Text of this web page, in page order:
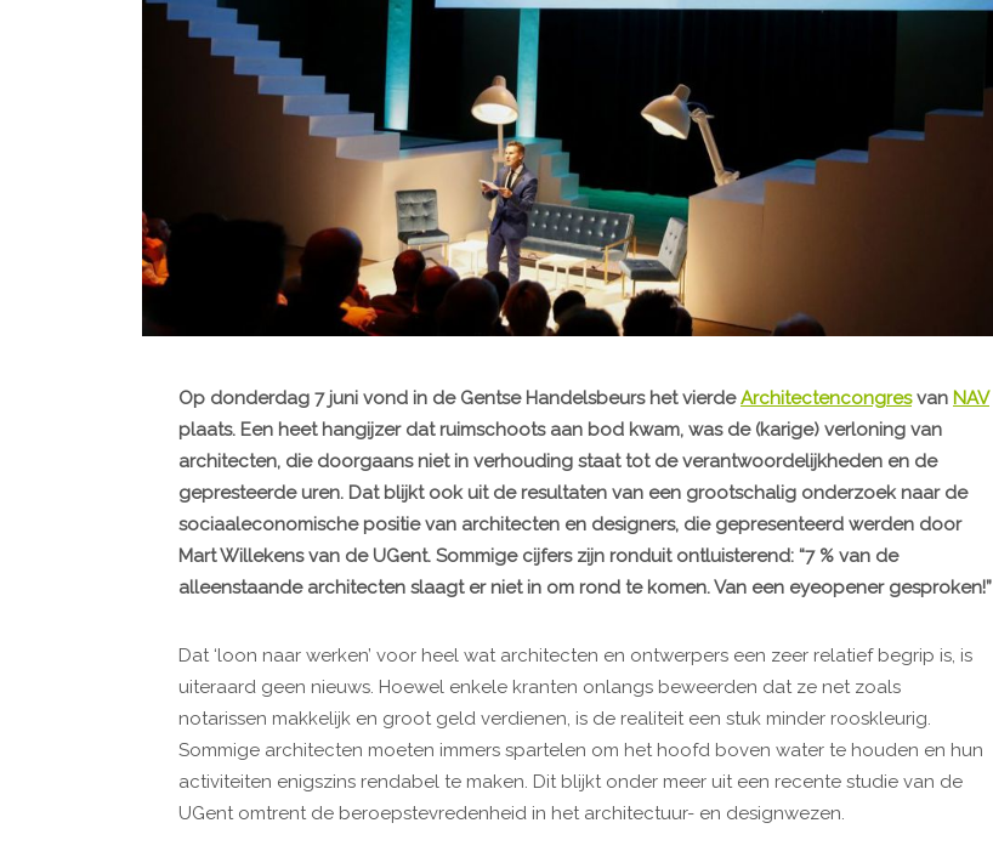
Op donderdag 7 juni vond in de Gentse Handelsbeurs het vierdeArchitectencongresvan NAV
plaats. Een heet hangijzer dat ruimschoots aan bod kwam, was de (karige) verloning van
architecten, die doorgaans niet in verhouding staat tot de verantwoordelijkheden en de
gepresteerde uren. Dat blijkt ook uit de resultaten van een grootschalig onderzoek naar de
sociaaleconomische positie van architecten en designers, die gepresenteerd werden door
Mart Willekens van de UGent. Sommige cijfers zijn ronduit ontluisterend: “7 % van de
alleenstaande architecten slaagt er niet in om rond te komen. Van een eyeopener gesproken!”
Dat ‘loon naar werken’ voor heel wat architecten en ontwerpers een zeer relatief begrip is, is
uiteraard geen nieuws. Hoewel enkele kranten onlangs beweerden dat ze net zoals
notarissen makkelijk en groot geld verdienen, is de realiteit een stuk minder rooskleurig.
Sommige architecten moeten immers spartelen om het hoofd boven water te houden en hun
activiteiten enigszins rendabel te maken. Dit blijkt onder meer uit een recente studie van de
UGent omtrent de beroepstevredenheid in het architectuur- en designwezen.